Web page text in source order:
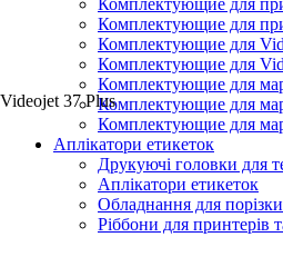
Комплектующие для
Комплектующие для
Комплектующие для
Комплектующие для
Комплектующие для
Комплектующие для
Комплектующие для
Аплікатори етикеток
Друкуючі головки для
Аплікатори етикеток
Обладнання для
Ріббони для принтерів
Videojet 37 Plus